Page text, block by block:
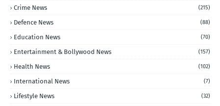
Crime News (215)
Defence News (88)
Education News (70)
Entertainment & Bollywood News (157)
Health News (102)
International News (7)
Lifestyle News (32)